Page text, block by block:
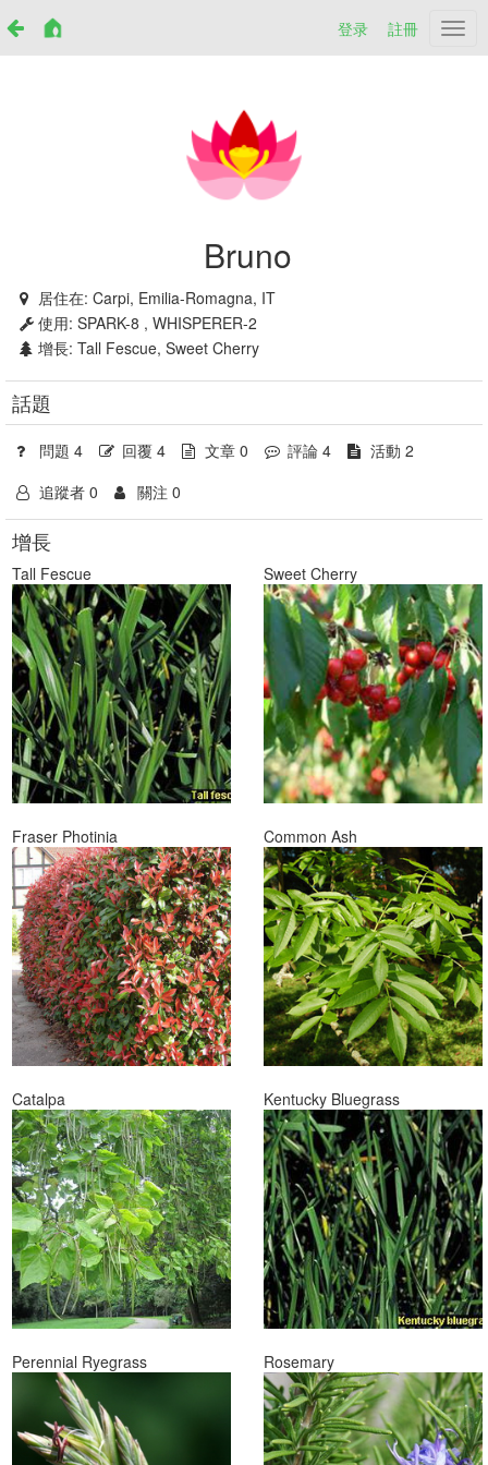
登录 註冊
Bruno
居住在: Carpi, Emilia-Romagna, IT
使用: SPARK-8 , WHISPERER-2
增長: Tall Fescue, Sweet Cherry
話題
問題 4 回覆 4 文章 0 評論 4
活動 2
追蹤者 0
關注 0
增長
Tall Fescue Sweet Cherry
Fraser Photinia Common Ash
Catalpa Kentucky Bluegrass
Perennial Ryegrass Rosemary